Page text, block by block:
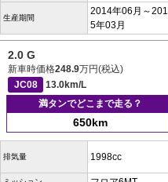
生産期間
2014年06月～201
5年03月
2.0 G
新車時価格248.9万円(税込)
JC08
13.0km/L
満タンでどこまで走る？
650km
排気量 1998cc